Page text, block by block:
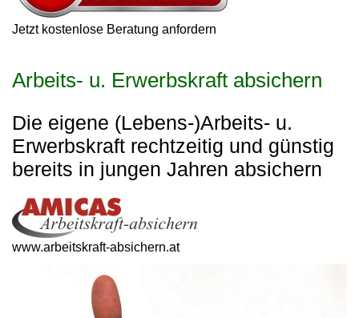
Jetzt kostenlose Beratung anfordern
Arbeits- u. Erwerbskraft absichern
Die eigene (Lebens-)Arbeits- u.
Erwerbskraft rechtzeitig und günstig
bereits in jungen Jahren absichern
www.arbeitskraft-absichern.at